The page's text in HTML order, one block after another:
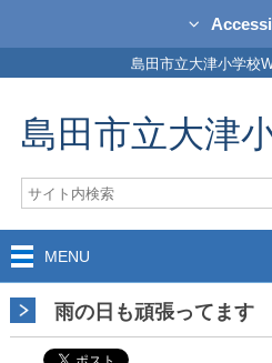
島田市立大津小学校
島田市立大津
MENU
雨の日も頑張ってます